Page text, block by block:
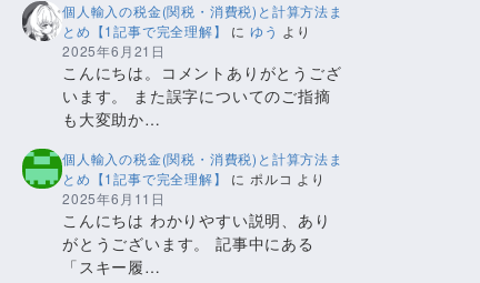
個人輸入の税金(関税・消費税)と計算方法ま
とめ【1記事で完全理解】
にゆう より
2025年6月21日
こんにちは。コメントありがとうござ
います。 また誤字についてのご指摘
も大変助か…
個人輸入の税金(関税・消費税)と計算方法ま
とめ【1記事で完全理解】
に ポルコ より
2025年6月11日
こんにちは わかりやすい説明、あり
がとうございます。 記事中にある
「スキー履…